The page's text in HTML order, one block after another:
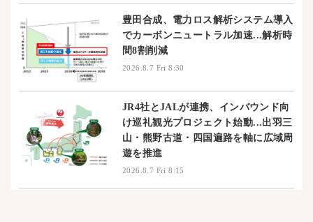
豊田合成、電力ロス解析システム導入
でカーボンニュートラル加速...解析時
間8割削減
2026.8.7 Fri 8:30
JR4社とJALが連携、インバウンド向
け巡礼観光プロジェクト始動...出羽三
山・熊野古道・四国遍路を軸に広域周
遊を推進
2026.8.7 Fri 8:15